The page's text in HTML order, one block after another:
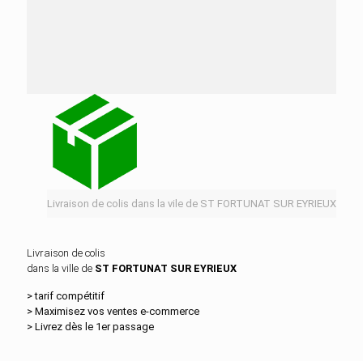
Livraison de colis dans la vile de ST FORTUNAT SUR EYRIEUX
Livraison de colis
dans la ville de ST FORTUNAT SUR EYRIEUX
> tarif compétitif
> Maximisez vos ventes e‑commerce
> Livrez dès le 1er passage